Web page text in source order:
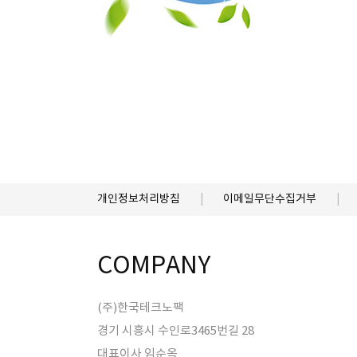
개인정보처리방침 이메일무단수집거부
COMPANY
(주)한국테크노팩
경기 시흥시 수인로3465번길 28
대표이사 임순옥